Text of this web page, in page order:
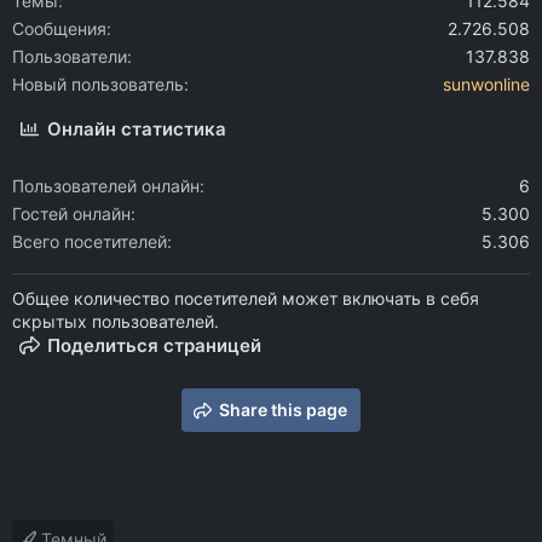
Сообщения
2.726.508
Пользователи
137.838
Новый пользователь
sunwonline
Онлайн статистика
Пользователей онлайн
6
Гостей онлайн
5.300
Всего посетителей
5.306
Общее количество посетителей может включать в себя
скрытых пользователей.
Поделиться страницей
Share this page